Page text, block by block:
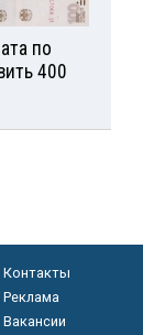
по
400
Контакты
Реклама
Вакансии